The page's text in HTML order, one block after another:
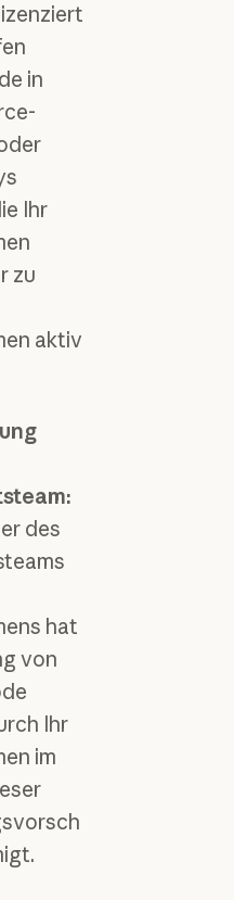
in
Ihr
zu
aktiv
des
hat
von
Ihr
im